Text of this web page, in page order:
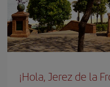
¡Hola, Jerez de la